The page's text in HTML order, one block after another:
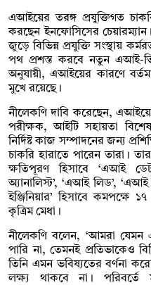
এআইয়ের তরঙ্গ প্রযুক্তিগত
করছেন ইনফোসিসের
জুড়ে বিভিন্ন প্রযুক্তি সংস্থায়
পথ প্রশস্ত করবে নতুন এআই-
অনুযায়ী, এআইয়ের কারণে
মুখে রয়েছে।
নীলেকণি দাবি করেছেন,
পরীক্ষক, আইটি সহায়তা
নির্দিষ্ট কাজ সম্পাদনের জন্য
চাকরি হারাতে পারেন তারা।
ক্ষতিপূরণ হিসাবে ‘এআই
অ্যানালিস্ট’, ‘এআই লিড’, ‘এআই
ইঞ্জিনিয়ার’ হিসাবে কমপক্ষে
কৃত্রিম মেধা।
নীলেকণি বলেন, ‘আমরা যেমন
পারি না, তেমনই প্রতিভাকেও
তিনি এমন ভবিষ্যতের বর্ণনা
লক্ষ্য থাকবে না। পরিবর্তে